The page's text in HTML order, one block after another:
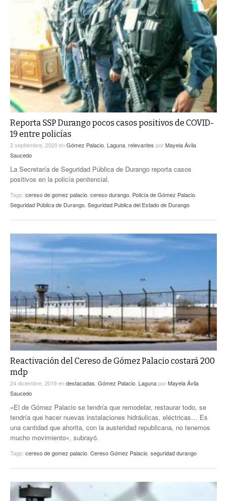
Reporta SSP Durango pocos casos positivos de COVID-
19 entre policías
2 septiembre, 2020enGómez Palacio Laguna relevantes porMayela Ávila
Saucedo
La Secretaría de Seguridad Pública de Durango reporta casos
positivos en la policía penitencial.
Tags: cereso de gomez palacio cereso durango Policía de Gómez Palacio
Seguridad Pública de Durango Seguridad Publica del Estado de Durango
Reactivación del Cereso de Gómez Palacio costará 200
mdp
24 diciembre, 2019endestacadas Gómez Palacio LagunaporMayela Ávila
Saucedo
«El de Gómez Palacio se tendría que remodelar, restaurar todo, se
tendría que hacer nuevas instalaciones hidráulicas, eléctricas… Es
una cantidad que ahorita, con la austeridad republicana, no tenemos
mucho movimiento», subrayó.
Tags: cereso de gomez palacio Cereso Gómez Palacio seguridad durango